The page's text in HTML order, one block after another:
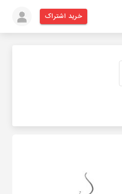
خرید اشتراک